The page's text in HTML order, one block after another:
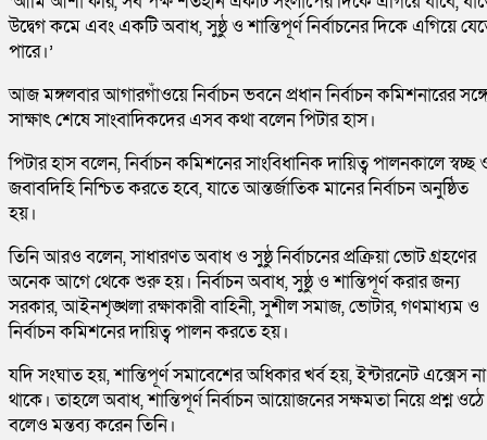
উদ্বেগ কমে এবং একটি অবাধ, সুষ্ঠু ও শান্তিপূর্ণ নির্বাচনের দিকে এগিয়ে
পারে।’
আজ মঙ্গলবার আগারগাঁওয়ে নির্বাচন ভবনে প্রধান নির্বাচন কমিশনারের সঙ্গে
সাক্ষাৎ শেষে সাংবাদিকদের এসব কথা বলেন পিটার হাস।
পিটার হাস বলেন, নির্বাচন কমিশনের সাংবিধানিক দায়িত্ব পালনকালে স্বচ্ছ
জবাবদিহি নিশ্চিত করতে হবে, যাতে আন্তর্জাতিক মানের নির্বাচন অনুষ্ঠিত
হয়।
তিনি আরও বলেন, সাধারণত অবাধ ও সুষ্ঠু নির্বাচনের প্রক্রিয়া ভোট গ্রহণের
অনেক আগে থেকে শুরু হয়। নির্বাচন অবাধ, সুষ্ঠু ও শান্তিপূর্ণ করার জন্য
সরকার, আইনশৃঙ্খলা রক্ষাকারী বাহিনী, সুশীল সমাজ, ভোটার, গণমাধ্যম ও
নির্বাচন কমিশনের দায়িত্ব পালন করতে হয়।
যদি সংঘাত হয়, শান্তিপূর্ণ সমাবেশের অধিকার খর্ব হয়, ইন্টারনেট এক্সেস না
থাকে। তাহলে অবাধ, শান্তিপূর্ণ নির্বাচন আয়োজনের সক্ষমতা নিয়ে প্রশ্ন ওঠে
বলেও মন্তব্য করেন তিনি।